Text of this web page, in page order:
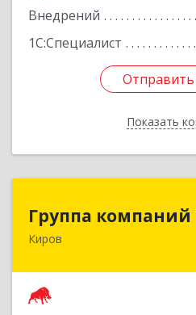
Внедрений
1С:Специалист
Отправить
Показать
Отправить
Группа
Киров
Группа
610017, Кировская